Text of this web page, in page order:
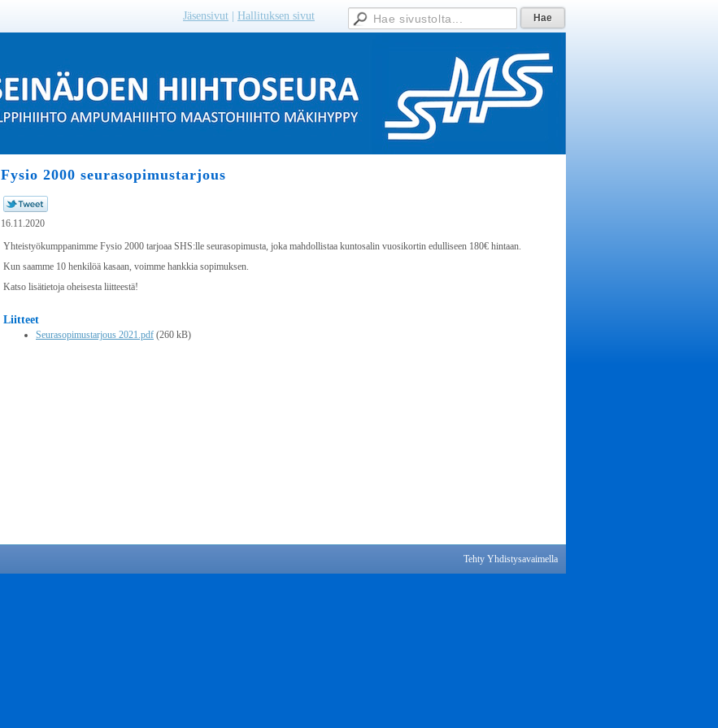
Jäsensivut Hallituksen sivut
Fysio 2000 seurasopimustarjous
16.11.2020
Yhteistyökumppanimme Fysio 2000 tarjoaa SHS:lle seurasopimusta, joka mahdollistaa kuntosalin vuosikortin edulliseen 180€ hintaan.
Kun saamme 10 henkilöä kasaan, voimme hankkia sopimuksen.
Katso lisätietoja oheisesta liitteestä!
Liitteet
Seurasopimustarjous 2021.pdf (260 kB)
Tehty Yhdistysavaimella